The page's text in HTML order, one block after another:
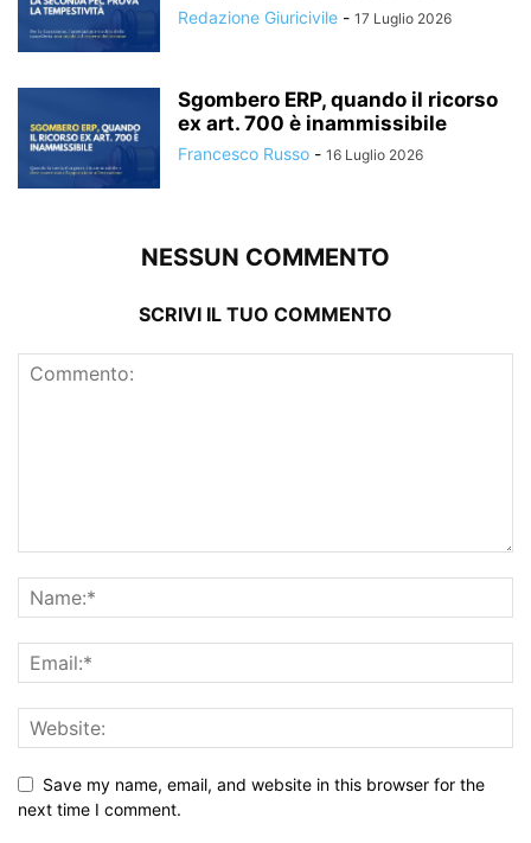
Redazione Giuricivile - 17 Luglio 2026
Sgombero ERP, quando il ricorso
ex art. 700 è inammissibile
Francesco Russo - 16 Luglio 2026
NESSUN COMMENTO
SCRIVI IL TUO COMMENTO
Save my name, email, and website in this browser for the
next time I comment.